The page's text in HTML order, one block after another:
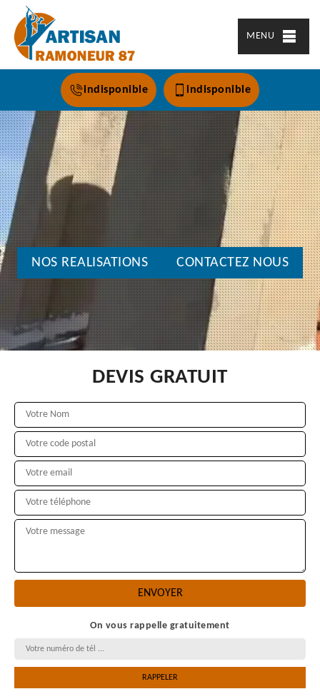
MENU
indisponible indisponible
NOS REALISATIONS CONTACTEZ NOUS
DEVIS GRATUIT
On vous rappelle gratuitement